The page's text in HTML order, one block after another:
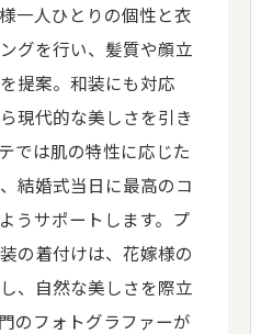
一人ひとりの個性と衣
グを行い、髪質や顔立
提案。和装にも対応
現代的な美しさを引き
では肌の特性に応じた
結婚式当日に最高のコ
うサポートします。プ
の着付けは、花嫁様の
、自然な美しさを際立
のフォトグラファーが